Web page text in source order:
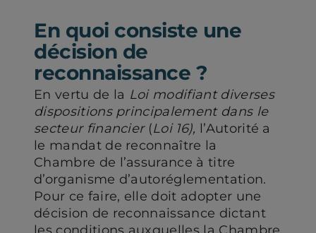
onglet)
onglet)
En quoi consiste une
décision de
reconnaissance ?
En vertu de la Loi modifiant diverses
dispositions principalement dans le
secteur financier (Loi 16), l’Autorité a
le mandat de reconnaître la
Chambre de l’assurance à titre
d’organisme d’autoréglementation.
Pour ce faire, elle doit adopter une
décision de reconnaissance dictant